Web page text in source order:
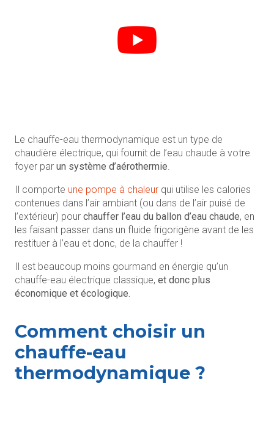
Le chauffe-eau thermodynamique est un type de
chaudière électrique, qui fournit de l’eau chaude à votre
foyer par un système d’aérothermie.
Il comporte une pompe à chaleur qui utilise les calories
contenues dans l’air ambiant (ou dans de l’air puisé de
l’extérieur) pour chauffer l’eau du ballon d’eau chaude, en
les faisant passer dans un fluide frigorigène avant de les
restituer à l’eau et donc, de la chauffer !
Il est beaucoup moins gourmand en énergie qu’un
chauffe-eau électrique classique, et donc plus
économique et écologique.
Comment choisir un
chauffe-eau
thermodynamique ?